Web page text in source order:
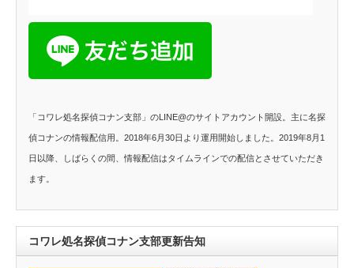
「コワレ処名探偵コナン支部」のLINE@のサイトアカウント開設。主に名探
偵コナンの情報配信用。2018年6月30日より運用開始しました。2019年8月1
日以降、しばらくの間、情報配信はタイムラインでの配信とさせていただき
ます。
コワレ処名探偵コナン支部更新告知